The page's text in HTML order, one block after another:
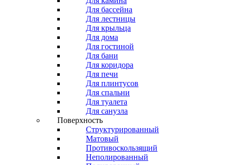
Для бассейна
Для лестницы
Для крыльца
Для дома
Для гостиной
Для бани
Для коридора
Для печи
Для плинтусов
Для спальни
Для туалета
Для санузла
Поверхность
Структурированный
Матовый
Противоскользящий
Неполированный